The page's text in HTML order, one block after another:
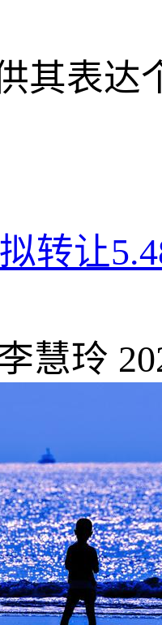
其表达
转让
慧玲